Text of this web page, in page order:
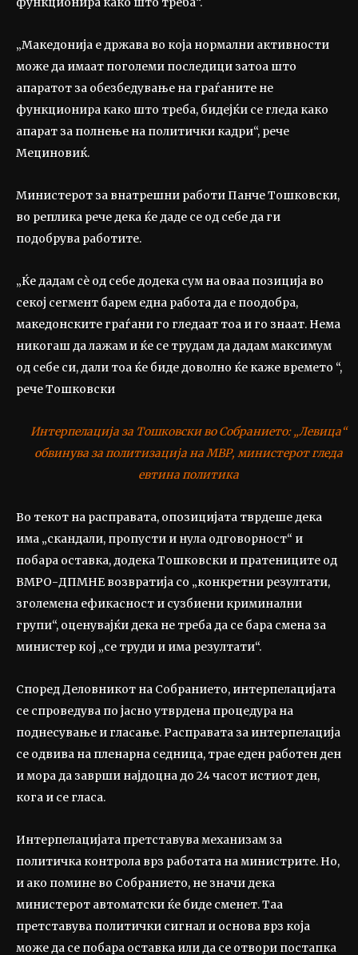
„Македонија е држава во која нормални активности
може да имаат поголеми последици затоа што
апаратот за обезбедување на граѓаните не
функционира како што треба, бидејќи се гледа како
апарат за полнење на политички кадри“, рече
Мециновиќ.
Министерот за внатрешни работи Панче Тошковски,
во реплика рече дека ќе даде се од себе да ги
подобрува работите.
„Ќе дадам сѐ од себе додека сум на оваа позиција во
секој сегмент барем една работа да е поодобра,
македонските граѓани го гледаат тоа и го знаат. Нема
никогаш да лажам и ќе се трудам да дадам максимум
од себе си, дали тоа ќе биде доволно ќе каже времето “,
рече Тошковски
Интерпелација за Тошковски во Собранието: „Левица“
обвинува за политизација на МВР, министерот гледа
евтина политика
Во текот на расправата, опозицијата тврдеше дека
има „скандали, пропусти и нула одговорност“ и
побара оставка, додека Тошковски и пратениците од
ВМРО-ДПМНЕ возвратија со „конкретни резултати,
зголемена ефикасност и сузбиени криминални
групи“, оценувајќи дека не треба да се бара смена за
министер кој „се труди и има резултати“.
Според Деловникот на Собранието, интерпелацијата
се спроведува по јасно утврдена процедура на
поднесување и гласање. Расправата за интерпелација
се одвива на пленарна седница, трае еден работен ден
и мора да заврши најдоцна до 24 часот истиот ден,
кога и се гласа.
Интерпелацијата претставува механизам за
политичка контрола врз работата на министрите. Но,
и ако помине во Собранието, не значи дека
министерот автоматски ќе биде сменет. Таа
претставува политички сигнал и основа врз која
може да се побара оставка или да се отвори постапка